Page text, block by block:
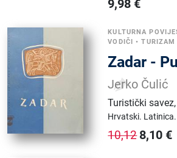
9,98 €
KULTURNA
VODIČI •TURIZAM
Zadar -
Jerko Čulić
Turistički savez,
Hrvatski. Latinica.
10,12 8,10 €